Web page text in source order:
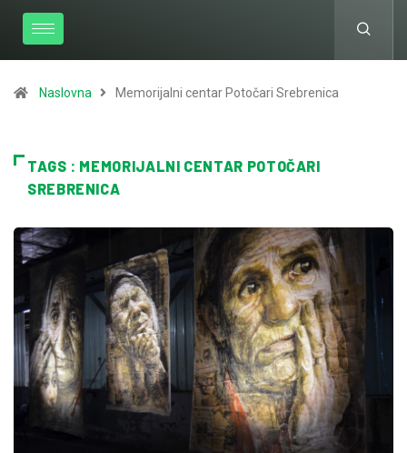
Naslovna Memorijalni centar Potočari Srebrenica
TAGS : MEMORIJALNI CENTAR POTOČARI
SREBRENICA